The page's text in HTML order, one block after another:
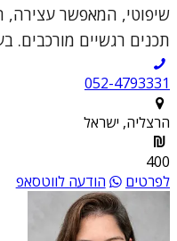
שיפוטי, המאפשר עצירה,
תכנים רגשיים מורכבים.
052-4793331
הרצליה, ישראל
400
לפרטים
הודעה לווטסאפ